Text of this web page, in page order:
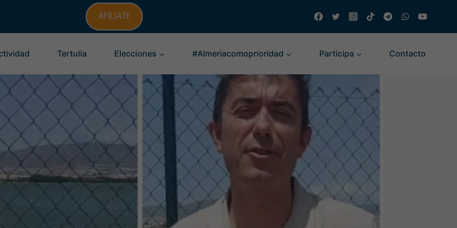
AFÍLIATE
Tertulia Elecciones #Almeriacomoprioridad Participa Contacto